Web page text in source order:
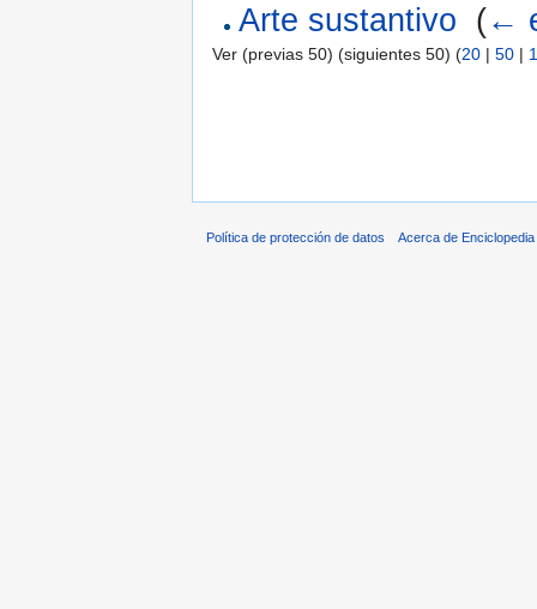
Arte sustantivo (←
Ver (previas 50) (siguientes 50) (20 | 50 |
Política de protección de datos Acerca de